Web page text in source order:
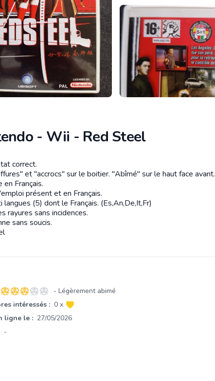
- Wii - Red Steel
correct.
et "accrocs" sur le boitier. "Abîmé" sur le haut face avant.
en Français.
présent et en Français.
langues (5) dont le Français. (Es,An,De,It,Fr)
rayures sans incidences.
sans soucis.
3 sur 5 étoiles
- Légèrement abimé
intéressés : 0 x
ligne le : 27/05/2026
-